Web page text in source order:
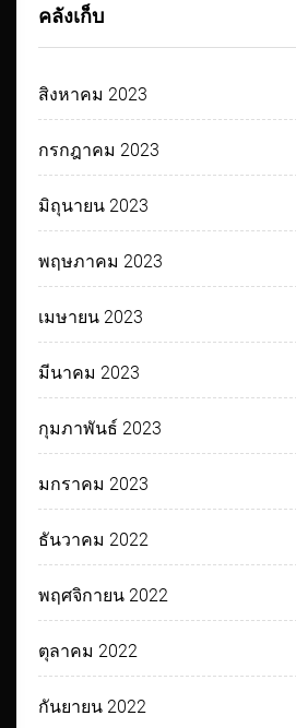
คลังเก็บ
สิงหาคม 2023
กรกฎาคม 2023
มิถุนายน 2023
พฤษภาคม 2023
เมษายน 2023
มีนาคม 2023
กุมภาพันธ์ 2023
มกราคม 2023
ธันวาคม 2022
พฤศจิกายน 2022
ตุลาคม 2022
กันยายน 2022